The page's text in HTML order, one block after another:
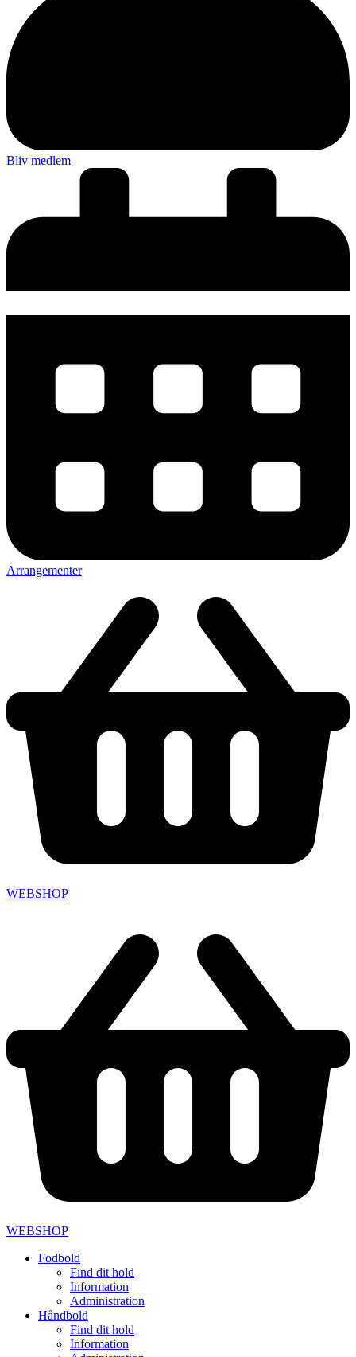
Bliv medlem
Arrangementer
WEBSHOP
WEBSHOP
Fodbold
Find dit hold
Information
Administration
Håndbold
Find dit hold
Information